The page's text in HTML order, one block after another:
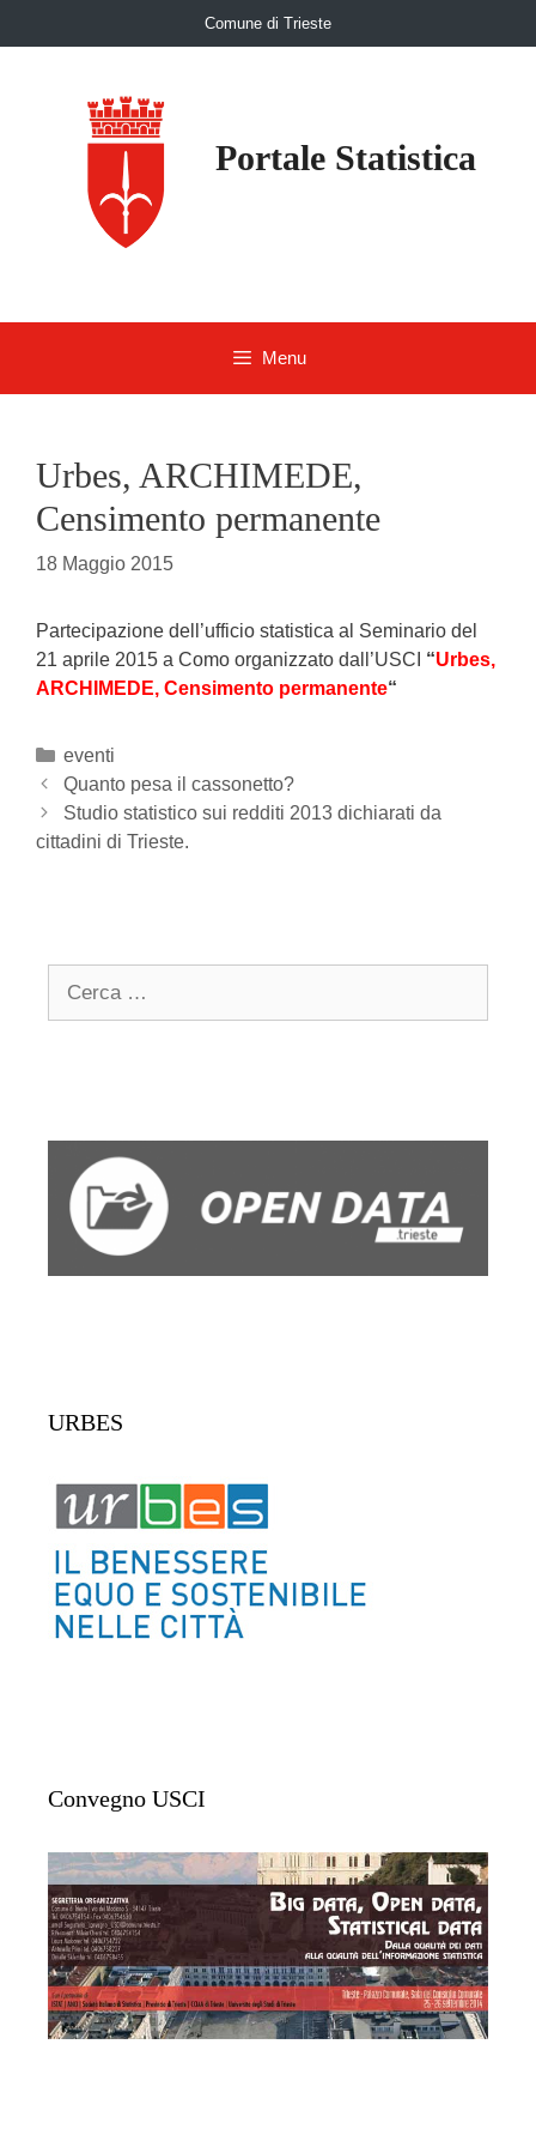
Comune di Trieste
Portale Statistica
Menu
Urbes, ARCHIMEDE,
Censimento permanente
18 Maggio 2015
Partecipazione dell’ufficio statistica al Seminario del
21 aprile 2015 a Como organizzato dall’USCI “Urbes,
ARCHIMEDE, Censimento permanente“
Categories
eventi
Post
navigation
Quanto pesa il cassonetto?
Studio statistico sui redditi 2013 dichiarati da
cittadini di Trieste.
URBES
Convegno USCI